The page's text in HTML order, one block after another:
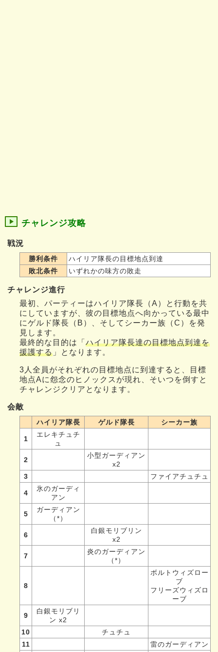
チャレンジ攻略
戦況
勝利条件
ハイリア隊長の目標地点到達
敗北条件
いずれかの味方の敗走
チャレンジ進行
最初、パーティーはハイリア隊長（A）と行動を共
にしていますが、彼の目標地点へ向かっている最中
にゲルド隊長（B）、そしてシーカー族（C）を発
見します。
最終的な目的は「 ハイリア隊長達の目標地点到達を
援護する 」となります。
3人全員がそれぞれの目標地点に到達すると、目標
地点Aに怨念のヒノックスが現れ、そいつを倒すと
チャレンジクリアとなります。
会敵
ハイリア隊長 ゲルド隊長 シーカー族
1
エレキチュチ
ュ
2
小型ガーディアン
x2
3
ファイアチュチュ
4
氷のガーディ
アン
5
ガーディアン
（*）
6
白銀モリブリン
x2
7
炎のガーディアン
（*）
8
ボルトウィズロー
ブ
フリーズウィズロ
ーブ
9
白銀モリブリ
ン x2
10
チュチュ
11
雷のガーディアン